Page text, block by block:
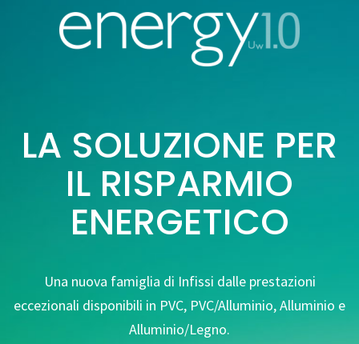
LA SOLUZIONE PER
IL RISPARMIO
ENERGETICO
Una nuova famiglia di Infissi dalle prestazioni
eccezionali disponibili in PVC, PVC/Alluminio, Alluminio e
Alluminio/Legno.